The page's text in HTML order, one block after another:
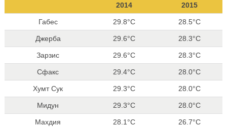
2014
2015
Габес 29.8°C 28.5°C
Джерба 29.6°C 28.3°C
Зарзис 29.6°C 28.3°C
Сфакс 29.4°C 28.0°C
Хумт Сук 29.3°C 28.0°C
Мидун 29.3°C 28.0°C
Махдия 28.1°C 26.7°C